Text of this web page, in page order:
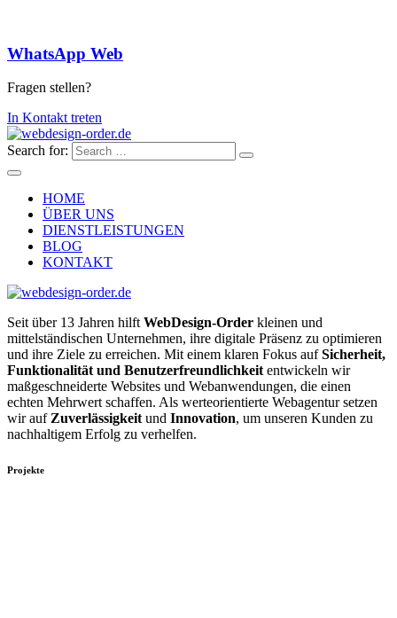
WhatsApp Web
Fragen stellen?
In Kontakt treten
Search for:
HOME
ÜBER UNS
DIENSTLEISTUNGEN
BLOG
KONTAKT
Seit über 13 Jahren hilft WebDesign-Order kleinen und
mittelständischen Unternehmen, ihre digitale Präsenz zu optimieren
und ihre Ziele zu erreichen. Mit einem klaren Fokus aufSicherheit,
Funktionalität und Benutzerfreundlichkeit entwickeln wir
maßgeschneiderte Websites und Webanwendungen, die einen
echten Mehrwert schaffen. Als werteorientierte Webagentur setzen
wir auf Zuverlässigkeit und Innovation, um unseren Kunden zu
nachhaltigem Erfolg zu verhelfen.
Projekte